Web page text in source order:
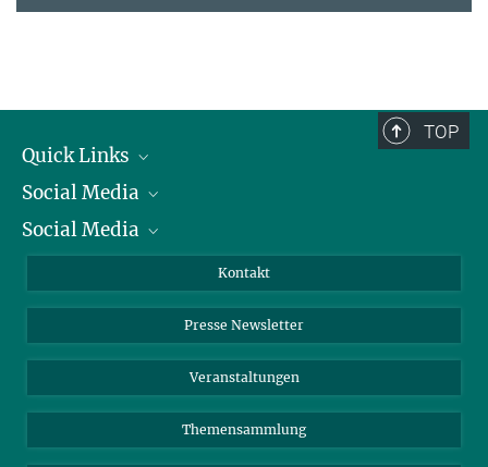
TOP
Quick Links
Präsident
Zahlen und Fakten
Social Media
Bluesky
TikTok
Social Media
Instagram
YouTube
Kontakt
Presse Newsletter
Veranstaltungen
Themensammlung